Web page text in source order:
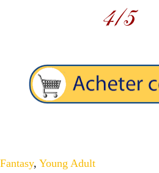
Fantasy, Young Adult